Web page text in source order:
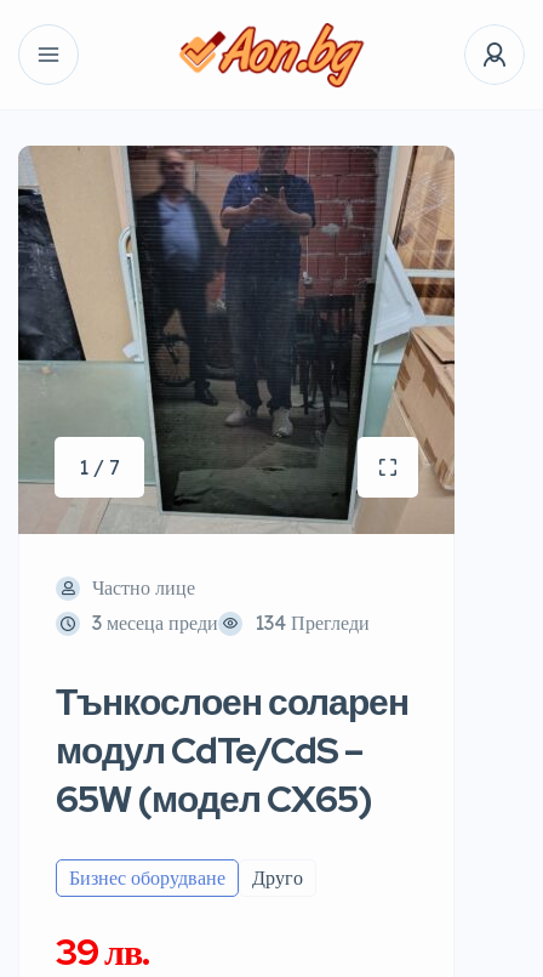
1 / 7
Частно лице
3 месеца преди
134 Прегледи
Тънкослоен соларен
модул CdTe/CdS –
65W (модел CX65)
Бизнес оборудване Друго
39 лв.